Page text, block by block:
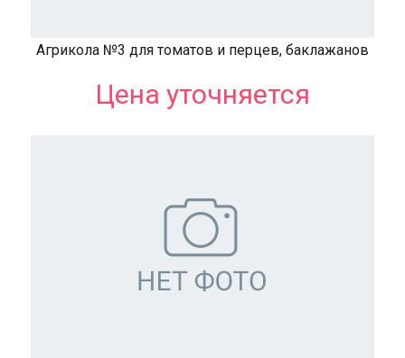
Агрикола №3 для томатов и перцев, баклажанов
Цена уточняется